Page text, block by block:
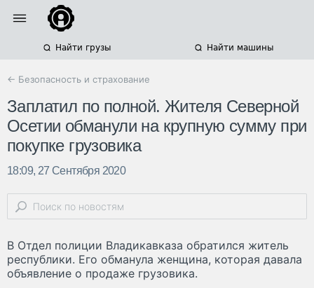
Найти грузы Найти машины
← Безопасность и страхование
Заплатил по полной. Жителя Северной
Осетии обманули на крупную сумму при
покупке грузовика
18:09, 27 Сентября 2020
В Отдел полиции Владикавказа обратился житель
республики. Его обманула женщина, которая давала
объявление о продаже грузовика.